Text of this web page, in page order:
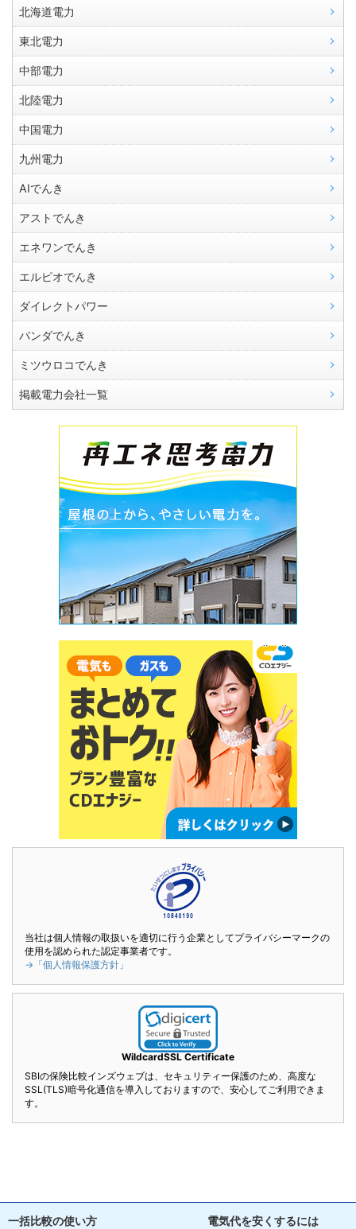
北海道電力
東北電力
中部電力
北陸電力
中国電力
九州電力
AIでんき
アストでんき
エネワンでんき
エルピオでんき
ダイレクトパワー
パンダでんき
ミツウロコでんき
掲載電力会社一覧
当社は個人情報の取扱いを適切に行う企業としてプライバシーマークの
使用を認められた認定事業者です。
→「個人情報保護方針」
WildcardSSL Certificate
SBIの保険比較インズウェブは、セキュリティー保護のため、高度な
SSL(TLS)暗号化通信を導入しておりますので、安心してご利用できま
す。
一括比較の使い方
電気代を安くするには